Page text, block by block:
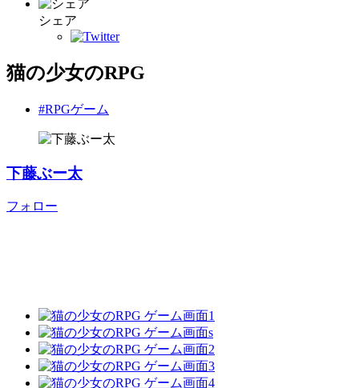
シェア
猫の少女のRPG
#RPGゲーム
下藤ぶー太
フォロー